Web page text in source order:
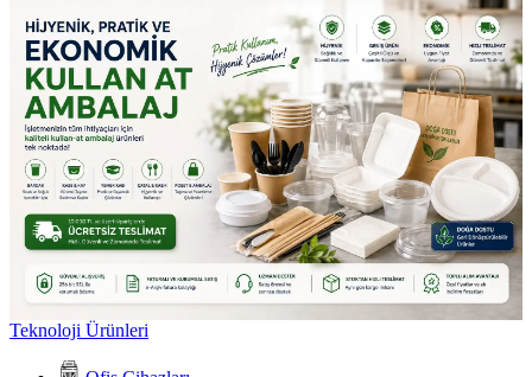
Teknoloji Ürünleri